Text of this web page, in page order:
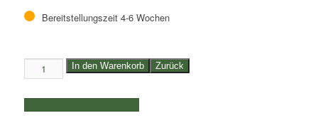
Bereitstellungszeit 4-6 Wochen
60cm
hoher
Laubgitteraufsatz
Humbaur
In den Warenkorb Zurück